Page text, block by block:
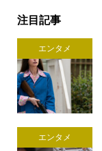
注目記事
エンタメ
エンタメ